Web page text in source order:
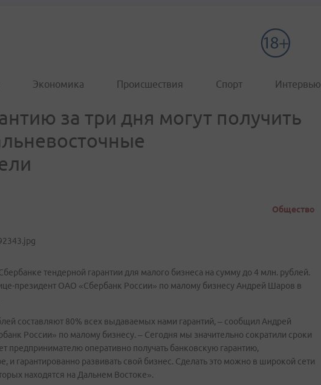
Экономика Происшествия Спорт Интервью
за три дня могут получить
Общество
тендерной гарантии для малого бизнеса на сумму до 4 млн. рублей.
президент ОАО «Сбербанк России» по малому бизнесу Андрей Шаров в
составляют 80% всех выдаваемых нами гарантий, – сообщил Андрей
России» по малому бизнесу. – Сегодня мы значительно сократили сроки
предпринимателю оперативно получать банковскую гарантию,
и гарантированно развивать свой бизнес. Сделать это можно в широкой сети
находятся на Дальнем Востоке».